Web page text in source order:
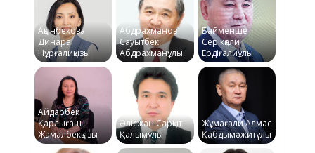
Ақынбекова
Динара
Нұрғалиқызы
Абдрахманов
Сауытбек
Абдрахманұлы
Байменше
Серікқали
Ердіғалиұлы
Айдарбек
Қарлығаш
Жамалбекқызы
Әлісжан Сарқыт
Қалымұлы
Жұмағали Алмас
Қабдымәжитұлы